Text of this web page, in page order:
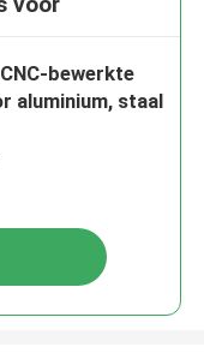
bewerkte
aluminium, staal